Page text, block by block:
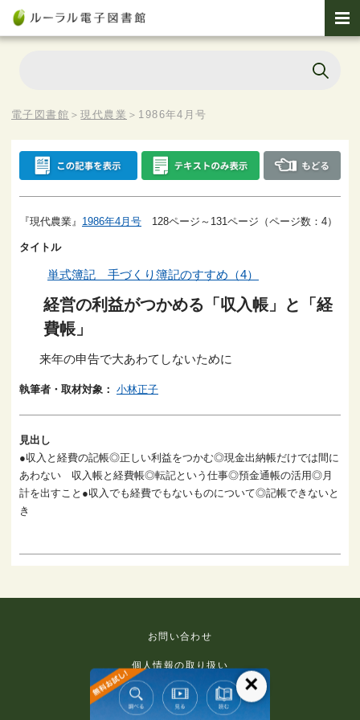
電子図書館 ＞現代農業 ＞ 1986年4月号
『現代農業』 1986年4月号 128ページ～131ページ（ページ数：4）
タイトル
単式簿記 手づくり簿記のすすめ（4）
経営の利益がつかめる「収入帳」と「経
費帳」
来年の申告で大あわてしないために
執筆者・取材対象： 小林正子
見出し
●収入と経費の記帳◎正しい利益をつかむ◎現金出納帳だけでは間に
あわない 収入帳と経費帳◎転記という仕事◎預金通帳の活用◎月
計を出すこと●収入でも経費でもないものについて◎記帳できないと
き
お問い合わせ
個人情報の取り扱い
免責事項 ×